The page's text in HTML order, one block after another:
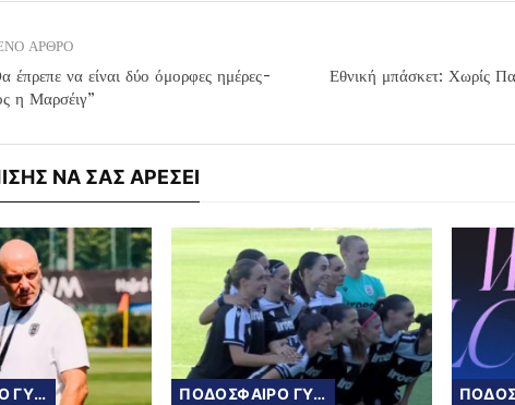
ΑΡΘΡΟ
έπρεπε να είναι δύο όμορφες ημέρες-
η Μαρσέιγ”
Εθνική μπάσκετ: Χωρίς
ΝΑ ΣΑΣ ΑΡΕΣΕΙ
ΠΟΔΟΣΦΑΙΡΟ ΓΥΝΑΙΚΩΝ ΠΟΔΟΣΦΑΙΡΟ ΓΥΝΑΙΚΩΝ